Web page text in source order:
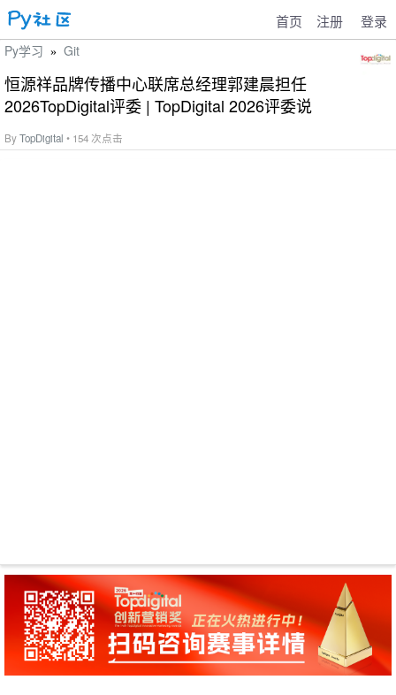
首页 注册 登录
Py学习 » Git
恒源祥品牌传播中心联席总经理郭建晨担任
2026TopDigital评委 | TopDigital 2026评委说
ByTopDigital • 154 次点击